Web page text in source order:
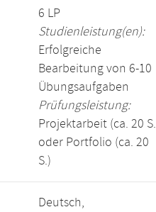
6 LP
Studienleistung(en):
Erfolgreiche
Bearbeitung von 6-10
Übungsaufgaben
Prüfungsleistung:
Projektarbeit (ca. 20
oder Portfolio (ca. 20
S.)
Deutsch,